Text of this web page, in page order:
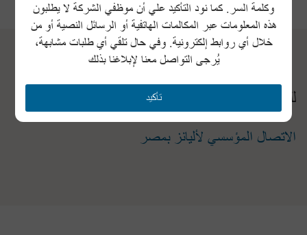
للتواصل
الاتصال المؤسسي لأليانز بمصر
وكلمة السر. كما نود التأكيد علي أن موظفي الشركة لا يطلبون
هذه المعلومات عبر المكالمات الهاتفية أو الرسائل النصية أو من
خلال أي روابط إلكترونية. وفي حال تلقي أي طلبات مشابهة،
يُرجى التواصل معنا لإبلاغنا بذلك
تأكيد